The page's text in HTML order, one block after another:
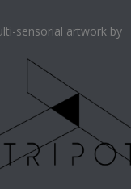
sensorial artwork by